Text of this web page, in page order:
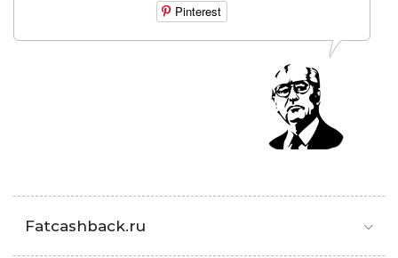
Pinterest
Fatcashback.ru